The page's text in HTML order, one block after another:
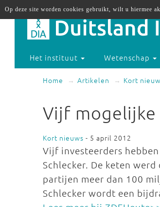
Het instituut Wetenschap
Home Artikelen Kort
Vijf mogelijke
Kort nieuws - 5 april 2012
Vijf investeerders
Schlecker. De keten
partijen meer dan 100
Schlecker wordt een
Op deze site worden cookies gebruikt, wilt u hiermee